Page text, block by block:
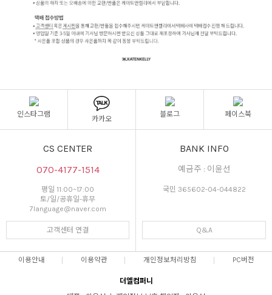
인스타그램
카카오
블로그 페이스북
CS CENTER
070-4177-1514
평일 11:00~17:00
토/일/공휴일-휴무
7language@naver.com
고객센터 연결
BANK INFO
예금주 : 이윤선
국민 365602-04-044822
Q&A
이용안내 이용약관 개인정보처리방침 PC버전
더엘컴퍼니